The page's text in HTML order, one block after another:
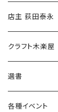
傘
食料品
その他
店主 荻田泰永
書籍
ウェア
クラフト木楽屋
選書
各種イベント